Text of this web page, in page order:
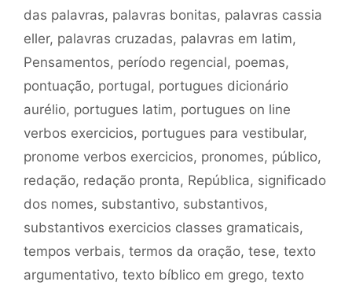
das palavras, palavras bonitas, palavras cassia
eller, palavras cruzadas, palavras em latim,
Pensamentos, período regencial, poemas,
pontuação, portugal, portugues dicionário
aurélio, portugues latim, portugues on line
verbos exercicios, portugues para vestibular,
pronome verbos exercicios, pronomes, público,
redação, redação pronta, República, significado
dos nomes, substantivo, substantivos,
substantivos exercicios classes gramaticais,
tempos verbais, termos da oração, tese, texto
argumentativo, texto bíblico em grego, texto